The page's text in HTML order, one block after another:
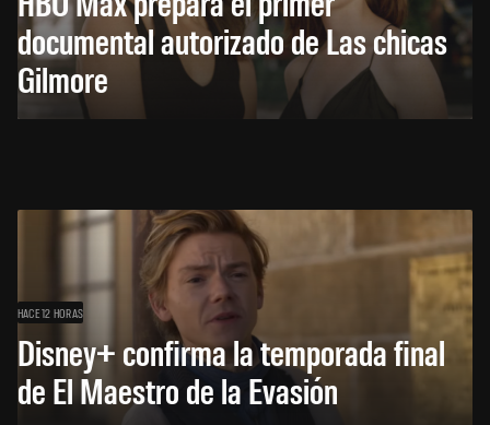
documental autorizado de Las chicas
Gilmore
HACE 12 HORAS
Disney+ confirma la temporada final
de El Maestro de la Evasión